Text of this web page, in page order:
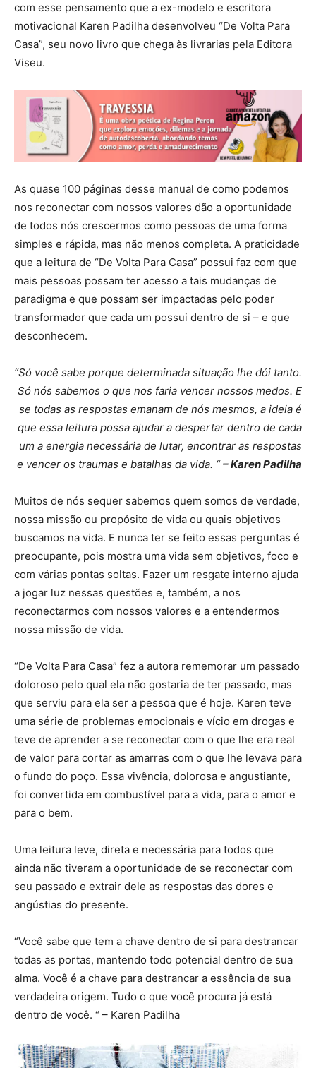
com esse pensamento que a ex-modelo e escritora
motivacional Karen Padilha desenvolveu “De Volta Para
Casa”, seu novo livro que chega às livrarias pela Editora
Viseu.
As quase 100 páginas desse manual de como podemos
nos reconectar com nossos valores dão a oportunidade
de todos nós crescermos como pessoas de uma forma
simples e rápida, mas não menos completa. A praticidade
que a leitura de “De Volta Para Casa” possui faz com que
mais pessoas possam ter acesso a tais mudanças de
paradigma e que possam ser impactadas pelo poder
transformador que cada um possui dentro de si – e que
desconhecem.
“Só você sabe porque determinada situação lhe dói tanto.
Só nós sabemos o que nos faria vencer nossos medos. E
se todas as respostas emanam de nós mesmos, a ideia é
que essa leitura possa ajudar a despertar dentro de cada
um a energia necessária de lutar, encontrar as respostas
e vencer os traumas e batalhas da vida. “– Karen Padilha
Muitos de nós sequer sabemos quem somos de verdade,
nossa missão ou propósito de vida ou quais objetivos
buscamos na vida. E nunca ter se feito essas perguntas é
preocupante, pois mostra uma vida sem objetivos, foco e
com várias pontas soltas. Fazer um resgate interno ajuda
a jogar luz nessas questões e, também, a nos
reconectarmos com nossos valores e a entendermos
nossa missão de vida.
“De Volta Para Casa” fez a autora rememorar um passado
doloroso pelo qual ela não gostaria de ter passado, mas
que serviu para ela ser a pessoa que é hoje. Karen teve
uma série de problemas emocionais e vício em drogas e
teve de aprender a se reconectar com o que lhe era real
de valor para cortar as amarras com o que lhe levava para
o fundo do poço. Essa vivência, dolorosa e angustiante,
foi convertida em combustível para a vida, para o amor e
para o bem.
Uma leitura leve, direta e necessária para todos que
ainda não tiveram a oportunidade de se reconectar com
seu passado e extrair dele as respostas das dores e
angústias do presente.
“Você sabe que tem a chave dentro de si para destrancar
todas as portas, mantendo todo potencial dentro de sua
alma. Você é a chave para destrancar a essência de sua
verdadeira origem. Tudo o que você procura já está
dentro de você. “ – Karen Padilha